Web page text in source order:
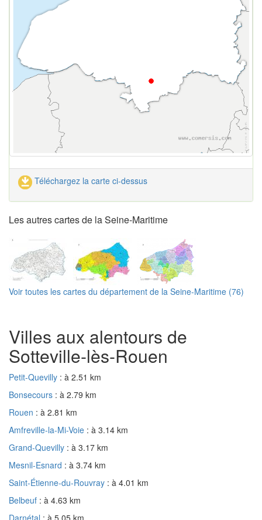
Téléchargez la carte ci-dessus
Les autres cartes de la Seine-Maritime
Voir toutes les cartes du département de la Seine-Maritime (76)
Villes aux alentours de
Sotteville-lès-Rouen
Petit-Quevilly : à 2.51 km
Bonsecours : à 2.79 km
Rouen : à 2.81 km
Amfreville-la-Mi-Voie : à 3.14 km
Grand-Quevilly : à 3.17 km
Mesnil-Esnard : à 3.74 km
Saint-Étienne-du-Rouvray : à 4.01 km
Belbeuf : à 4.63 km
Darnétal : à 5.05 km